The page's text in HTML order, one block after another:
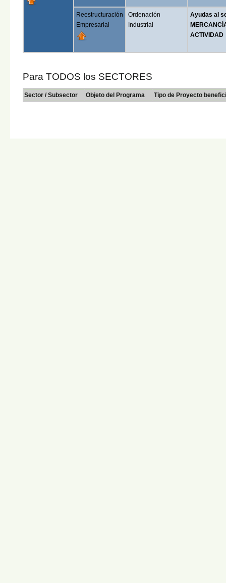
Reestructuración
Empresarial
Ordenación
Industrial
Ayudas al
ACTIVIDAD
Para TODOS los SECTORES
Sector / Subsector Objeto del Programa Tipo de Proyecto